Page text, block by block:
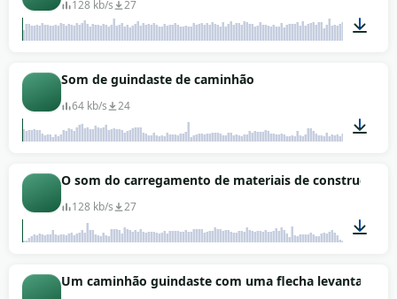
128 kb/s 27
Som de guindaste de caminhão
64 kb/s 24
04:47
O som do carregamento de materiais de construção
128 kb/s 27
01:27
Um caminhão guindaste com uma flecha levantará a